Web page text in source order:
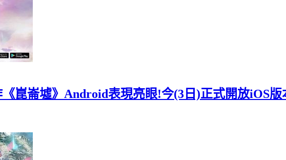
崑崙墟》Android表現亮眼!今(3日)正式開放iOS版